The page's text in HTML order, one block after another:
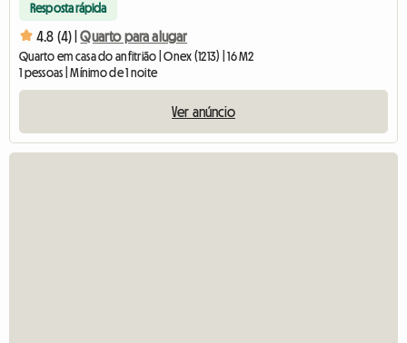
Resposta rápida
4.8 (4) | Quarto para alugar
Quarto em casa do anfitrião | Onex (1213) | 16 M2
1 pessoas | Mínimo de 1 noite
Ver anúncio